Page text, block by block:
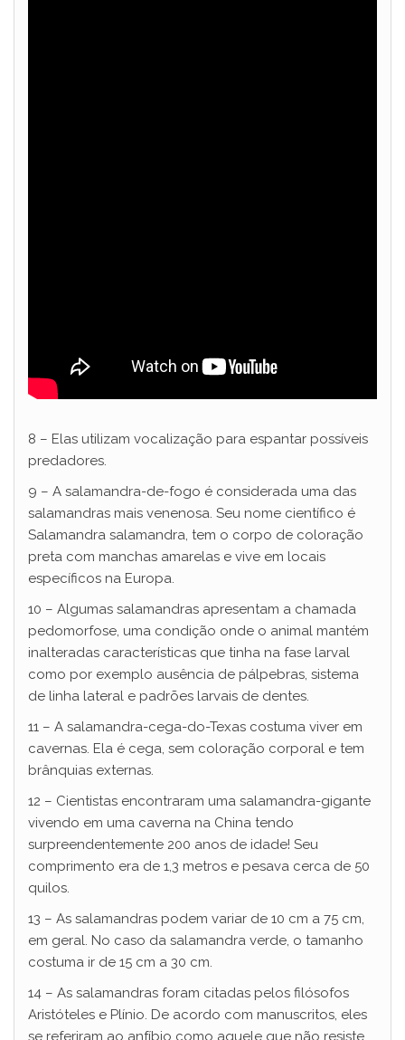
8 – Elas utilizam vocalização para espantar possíveis
predadores.
9 – A salamandra-de-fogo é considerada uma das
salamandras mais venenosa. Seu nome científico é
Salamandra salamandra, tem o corpo de coloração
preta com manchas amarelas e vive em locais
específicos na Europa.
10 – Algumas salamandras apresentam a chamada
pedomorfose, uma condição onde o animal mantém
inalteradas características que tinha na fase larval
como por exemplo ausência de pálpebras, sistema
de linha lateral e padrões larvais de dentes.
11 – A salamandra-cega-do-Texas costuma viver em
cavernas. Ela é cega, sem coloração corporal e tem
brânquias externas.
12 – Cientistas encontraram uma salamandra-gigante
vivendo em uma caverna na China tendo
surpreendentemente 200 anos de idade! Seu
comprimento era de 1,3 metros e pesava cerca de 50
quilos.
13 – As salamandras podem variar de 10 cm a 75 cm,
em geral. No caso da salamandra verde, o tamanho
costuma ir de 15 cm a 30 cm.
14 – As salamandras foram citadas pelos filósofos
Aristóteles e Plínio. De acordo com manuscritos, eles
se referiram ao anfíbio como aquele que não resiste